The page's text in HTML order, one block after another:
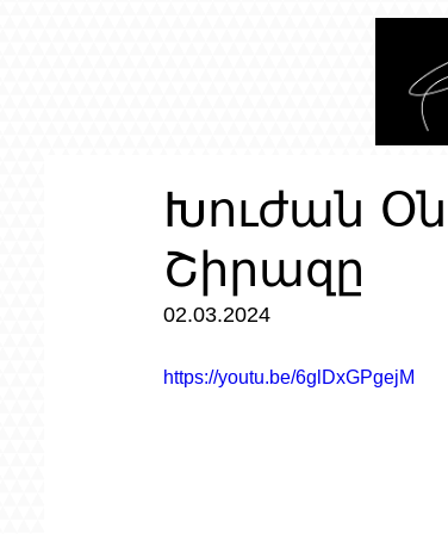
Խուժան
Շիրազը
02.03.2024
https://youtu.be/6glDxGPgejM